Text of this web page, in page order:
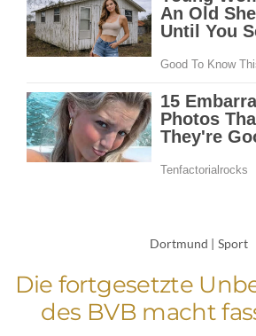
Dortmund | Sport
Die fortgesetzte
des BVB macht